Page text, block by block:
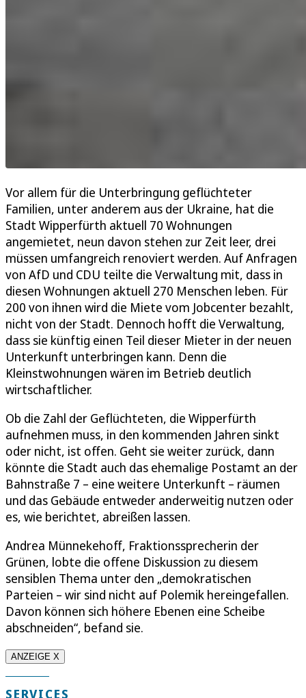
Vor allem für die Unterbringung geflüchteter
Familien, unter anderem aus der Ukraine, hat die
Stadt Wipperfürth aktuell 70 Wohnungen
angemietet, neun davon stehen zur Zeit leer, drei
müssen umfangreich renoviert werden. Auf Anfragen
von AfD und CDU teilte die Verwaltung mit, dass in
diesen Wohnungen aktuell 270 Menschen leben. Für
200 von ihnen wird die Miete vom Jobcenter bezahlt,
nicht von der Stadt. Dennoch hofft die Verwaltung,
dass sie künftig einen Teil dieser Mieter in der neuen
Unterkunft unterbringen kann. Denn die
Kleinstwohnungen wären im Betrieb deutlich
wirtschaftlicher.
Ob die Zahl der Geflüchteten, die Wipperfürth
aufnehmen muss, in den kommenden Jahren sinkt
oder nicht, ist offen. Geht sie weiter zurück, dann
könnte die Stadt auch das ehemalige Postamt an der
Bahnstraße 7 – eine weitere Unterkunft – räumen
und das Gebäude entweder anderweitig nutzen oder
es, wie berichtet, abreißen lassen.
Andrea Münnekehoff, Fraktionssprecherin der
Grünen, lobte die offene Diskussion zu diesem
sensiblen Thema unter den „demokratischen
Parteien – wir sind nicht auf Polemik hereingefallen.
Davon können sich höhere Ebenen eine Scheibe
abschneiden“, befand sie.
ANZEIGE X
SERVICES